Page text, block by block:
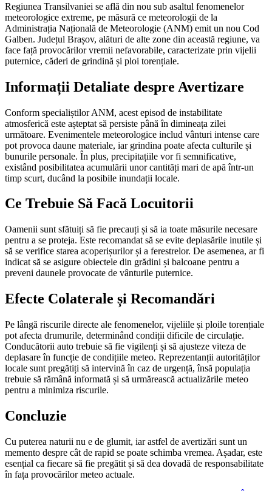
Regiunea Transilvaniei se află din nou sub asaltul fenomenelor
meteorologice extreme, pe măsură ce meteorologii de la
Administrația Națională de Meteorologie (ANM) emit un nou Cod
Galben. Județul Brașov, alături de alte zone din această regiune, va
face față provocărilor vremii nefavorabile, caracterizate prin vijelii
puternice, căderi de grindină și ploi torențiale.
Informații Detaliate despre Avertizare
Conform specialiștilor ANM, acest episod de instabilitate
atmosferică este așteptat să persiste până în dimineața zilei
următoare. Evenimentele meteorologice includ vânturi intense care
pot provoca daune materiale, iar grindina poate afecta culturile și
bunurile personale. În plus, precipitațiile vor fi semnificative,
existând posibilitatea acumulării unor cantități mari de apă într-un
timp scurt, ducând la posibile inundații locale.
Ce Trebuie Să Facă Locuitorii
Oamenii sunt sfătuiți să fie precauți și să ia toate măsurile necesare
pentru a se proteja. Este recomandat să se evite deplasările inutile și
să se verifice starea acoperișurilor și a ferestrelor. De asemenea, ar fi
indicat să se asigure obiectele din grădini și balcoane pentru a
preveni daunele provocate de vânturile puternice.
Efecte Colaterale și Recomandări
Pe lângă riscurile directe ale fenomenelor, vijeliile și ploile torențiale
pot afecta drumurile, determinând condiții dificile de circulație.
Conducătorii auto trebuie să fie vigilenți și să ajusteze viteza de
deplasare în funcție de condițiile meteo. Reprezentanții autorităților
locale sunt pregătiți să intervină în caz de urgență, însă populația
trebuie să rămână informată și să urmărească actualizările meteo
pentru a minimiza riscurile.
Concluzie
Cu puterea naturii nu e de glumit, iar astfel de avertizări sunt un
memento despre cât de rapid se poate schimba vremea. Așadar, este
esențial ca fiecare să fie pregătit și să dea dovadă de responsabilitate
în fața provocărilor meteo actuale.